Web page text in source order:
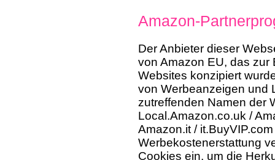
Amazon-
Der Anbieter dieser
von Amazon EU, das zur
Websites konzipiert
von Werbeanzeigen und
zutreffenden Namen der
Local.Amazon.co.uk /
Amazon.it /
Werbekostenerstattung
Cookies ein, um die